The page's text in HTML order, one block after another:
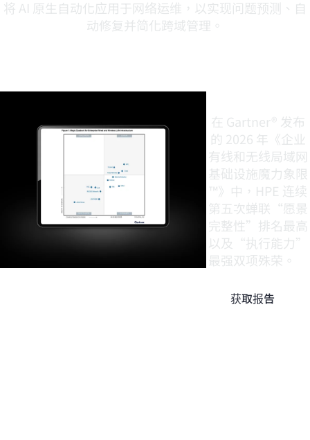
将 AI 原生自动化应用于网络运维，以实现问题预测、自
动修复并简化跨域管理。
在 Gartner® 发布
的 2026 年《企业
有线和无线局域网
基础设施魔力象限
™》中，HPE 连续
第五次蝉联“愿景
完整性”排名最高
以及“执行能力”
最强双项殊荣。
获取报告